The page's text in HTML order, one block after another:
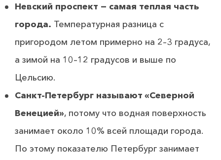
Невский проспект − самая теплая часть
города. Температурная разница с
пригородом летом примерно на 2–3 градуса,
а зимой на 10–12 градусов и выше по
Цельсию.
Санкт-Петербург называют «Северной
Венецией», потому что водная поверхность
занимает около 10% всей площади города.
По этому показателю Петербург занимает